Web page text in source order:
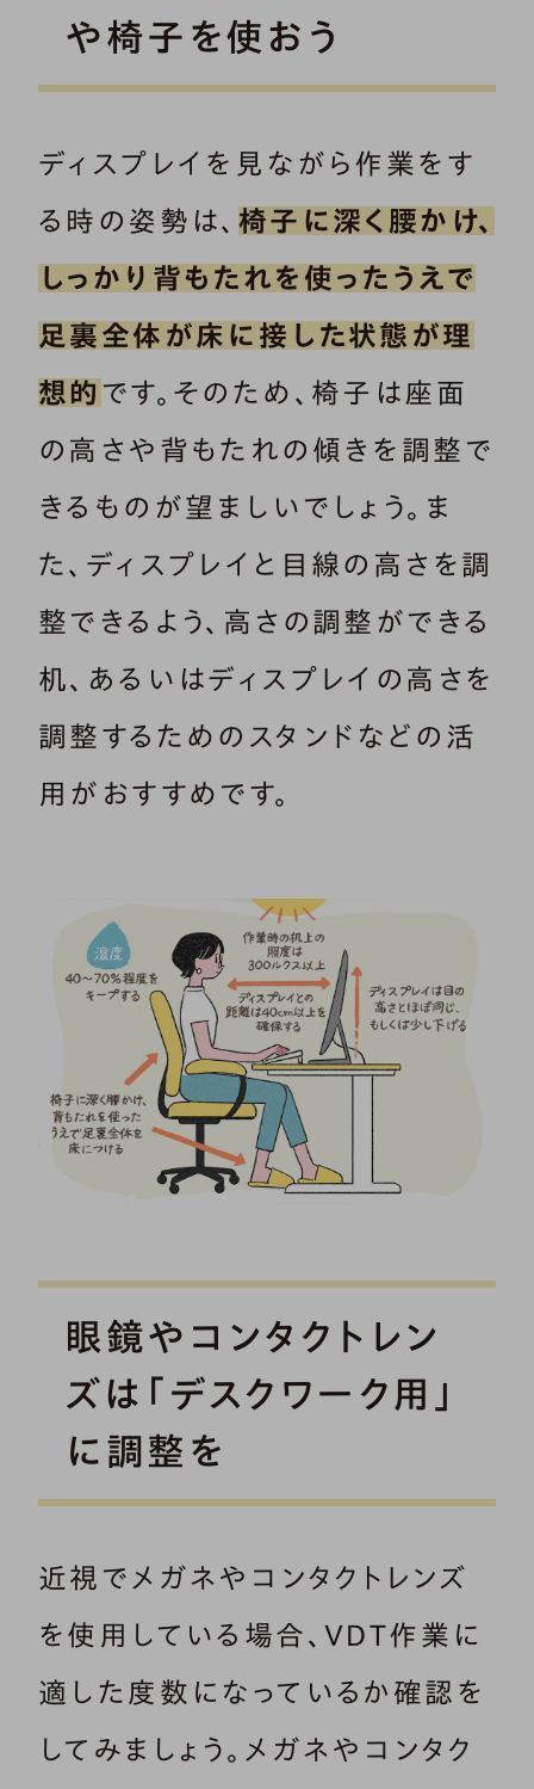
や椅子を使おう
ディスプレイを見ながら作業をす
る時の姿勢は、 椅子に深く腰かけ、
しっかり背もたれを使ったうえで
足裏全体が床に接した状態が理
想的 です。そのため、椅子は座面
の高さや背もたれの傾きを調整で
きるものが望ましいでしょう。ま
た、ディスプレイと目線の高さを調
整できるよう、高さの調整ができる
机、あるいはディスプレイの高さを
調整するためのスタンドなどの活
用がおすすめです。
眼鏡やコンタクトレン
ズは「デスクワーク用」
に調整を
近視でメガネやコンタクトレンズ
を使用している場合、VDT作業に
適した度数になっているか確認を
してみましょう。メガネやコンタク